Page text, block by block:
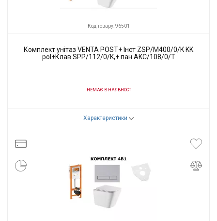
Код товару: 96501
Комплект унітаз VENTA POST+ Інст ZSP/M400/0/K KK
pol+Клав.SPP/112/0/K,+.пан.AKC/108/0/T
НЕМАЄ В НАЯВНОСТІ
Характеристики